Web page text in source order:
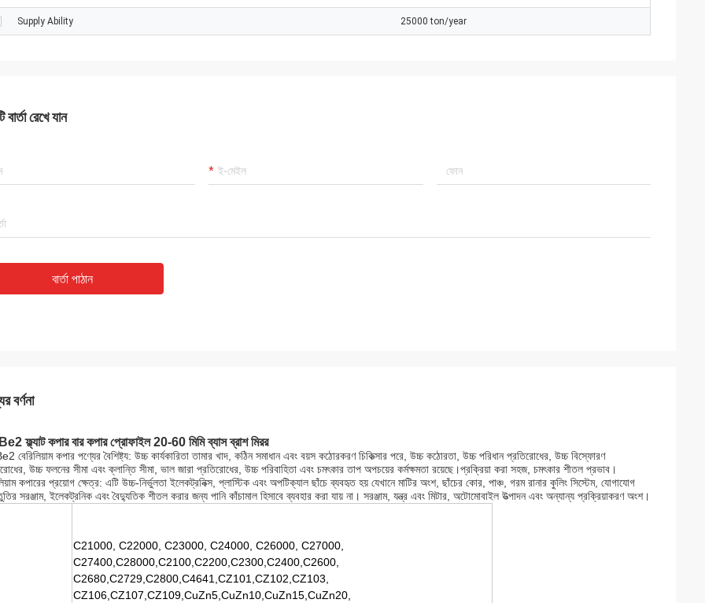
Supply Ability 25000 ton/year
বার্তা রেখে যান
বার্তা পাঠান
বর্ণনা
ফ্ল্যাট কপার বার কপার প্রোফাইল 20-60 মিমি ব্যাস ব্রাশ মিরর
বেরিলিয়াম কপার পণ্যের বৈশিষ্ট্য: উচ্চ কার্যকারিতা তামার খাদ, কঠিন সমাধান এবং বয়স কঠোরকরণ চিকিত্সার পরে, উচ্চ কঠোরতা, উচ্চ পরিধান প্রতিরোধের, উচ্চ বিস্ফোরণ
উচ্চ ফলনের সীমা এবং ক্লান্তি সীমা, ভাল জারা প্রতিরোধের, উচ্চ পরিবাহিতা এবং চমৎকার তাপ অপচয়ের কর্মক্ষমতা রয়েছে।প্রক্রিয়া করা সহজ, চমৎকার শীতল প্রভাব।
কপারের প্রয়োগ ক্ষেত্র: এটি উচ্চ-নির্ভুলতা ইলেকট্রনিক্স, প্লাস্টিক এবং অপটিক্যাল ছাঁচে ব্যবহৃত হয় যেখানে মাটির অংশ, ছাঁচের কোর, পাঞ্চ, গরম রানার কুলিং সিস্টেম, যোগাযোগ
সরঞ্জাম, ইলেকট্রনিক এবং বৈদ্যুতিক শীতল করার জন্য পানি কাঁচামাল হিসাবে ব্যবহার করা যায় না। সরঞ্জাম, যন্ত্র এবং মিটার, অটোমোবাইল উত্পাদন এবং অন্যান্য প্রক্রিয়াকরণ অংশ।
C21000, C22000, C23000, C24000, C26000, C27000,
C27400,C28000,C2100,C2200,C2300,C2400,C2600,
C2680,C2729,C2800,C4641,CZ101,CZ102,CZ103,
CZ106,CZ107,CZ109,CuZn5,CuZn10,CuZn15,CuZn20,